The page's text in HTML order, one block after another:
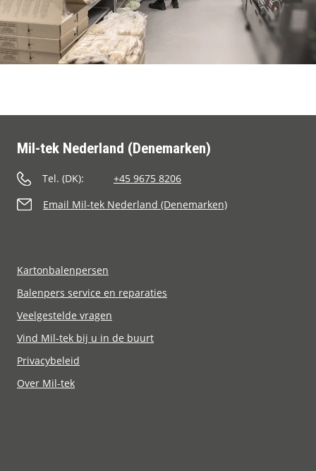
Mil-tek Nederland (Denemarken)
Tel. (DK):
+45 9675 8206
Email Mil-tek Nederland (Denemarken)
Kartonbalenpersen
Balenpers service en reparaties
Veelgestelde vragen
Vind Mil-tek bij u in de buurt
Privacybeleid
Over Mil-tek